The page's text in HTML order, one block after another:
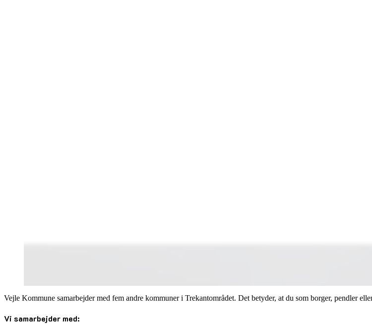
Vejle Kommune samarbejder med fem andre kommuner i Trekantområdet. Det betyder, at du som borger, pendler
Vi samarbejder med: